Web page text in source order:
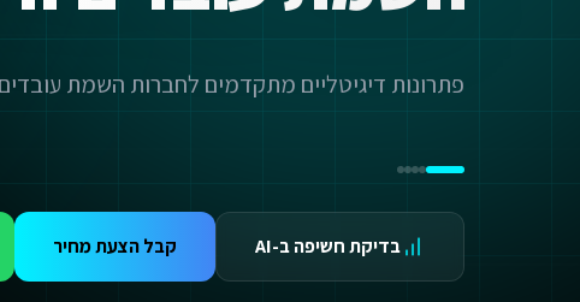
שאלות נפוצות על
כמה עולה פיתוח תוכנות AI לשירותים דיגיטליים לחברות השמת עובדים זרים בראש העין?
המחיר לפיתוח תוכנות AI לשירותים דיגיטליים לחברות השמת עובדים זרים בראש העין מותאם להיקף הפרויקט. אתר תדמית מתחיל מ-6,000₪, חנות אונליין מ-8,000₪, מערכת SaaS מ-12,000₪. בראש העין התחרות אינטנסיבית ולכן חשוב להשקיע בפתרון איכותי שיבלוט. צרו קשר להצעת מחיר מדויקת.
טכנולוגיית AI ואוטומציה עבור חברות השמת עובדים זרים בראש העין
בדיקת חשיפה ב-AI קבל הצעת מחיר